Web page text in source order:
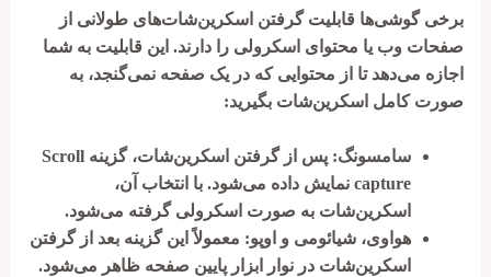
برخی گوشی‌ها قابلیت گرفتن اسکرین‌شات‌های طولانی از
صفحات وب یا محتوای اسکرولی را دارند. این قابلیت به شما
اجازه می‌دهد تا از محتوایی که در یک صفحه نمی‌گنجد، به
صورت کامل اسکرین‌شات بگیرید:
سامسونگ: پس از گرفتن اسکرین‌شات، گزینه Scroll
captureنمایش داده می‌شود. با انتخاب آن،
اسکرین‌شات به صورت اسکرولی گرفته می‌شود.
هواوی، شیائومی و اوپو: معمولاً این گزینه بعد از گرفتن
اسکرین‌شات در نوار ابزار پایین صفحه ظاهر می‌شود.